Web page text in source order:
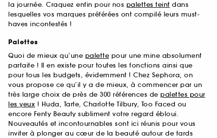
la journée. Craquez enfin pour nos palettes teint dans
lesquelles vos marques préférées ont compilé leurs must-
haves incontestés !
Palettes
Quoi de mieux qu’une palette pour une mine absolument
parfaite ! Il en existe pour toutes les fonctions ainsi que
pour tous les budgets, évidemment ! Chez Sephora, on
vous propose ce qu’il y a de mieux, à commencer par un
très large choix de près de 300 références de palettes pour
les yeux ! Huda, Tarte, Charlotte Tilbury, Too Faced ou
encore Fenty Beauty subliment votre regard ébloui.
Nouveautés et incontournables sont ici réunis pour vous
inviter à plonger au cœur de la beauté autour de fards